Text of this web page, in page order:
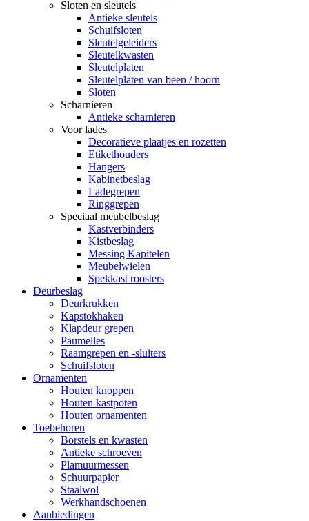
Sloten en sleutels
Antieke sleutels
Schuifsloten
Sleutelgeleiders
Sleutelkwasten
Sleutelplaten
Sleutelplaten van been / hoorn
Sloten
Scharnieren
Antieke scharnieren
Voor lades
Decoratieve plaatjes en rozetten
Etikethouders
Hangers
Kabinetbeslag
Ladegrepen
Ringgrepen
Speciaal meubelbeslag
Kastverbinders
Kistbeslag
Messing Kapitelen
Meubelwielen
Spekkast roosters
Deurbeslag
Deurkrukken
Kapstokhaken
Klapdeur grepen
Paumelles
Raamgrepen en -sluiters
Schuifsloten
Ornamenten
Houten knoppen
Houten kastpoten
Houten ornamenten
Toebehoren
Borstels en kwasten
Antieke schroeven
Plamuurmessen
Schuurpapier
Staalwol
Werkhandschoenen
Aanbiedingen